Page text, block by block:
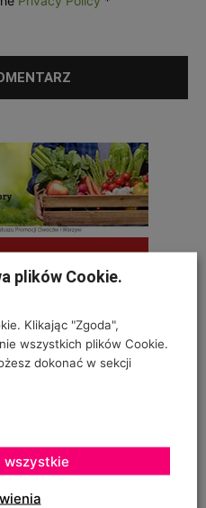
wyrastać dzikie pędy w
plików Cookie.
Klikając "Zgoda",
wszystkich plików Cookie.
dokonać w sekcji
wszystkie